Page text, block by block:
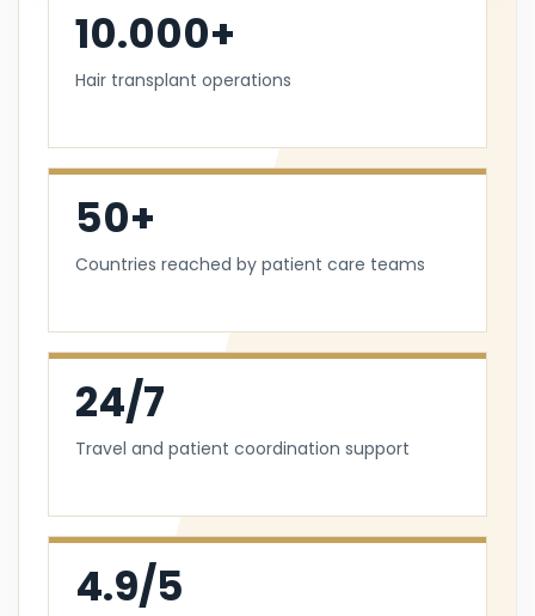
10.000+
Hair transplant operations
50+
Countries reached by patient care teams
24/7
Travel and patient coordination support
4.9/5